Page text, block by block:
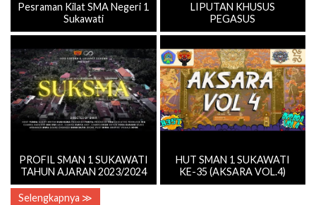
Pesraman Kilat SMA Negeri 1
Sukawati
LIPUTAN KHUSUS
PEGASUS
PROFIL SMAN 1 SUKAWATI
TAHUN AJARAN 2023/2024
HUT SMAN 1 SUKAWATI
KE-35 (AKSARA VOL.4)
Selengkapnya ≫